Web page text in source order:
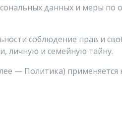
данных и меры по
соблюдение прав и
личную и семейную тайну.
— Политика)